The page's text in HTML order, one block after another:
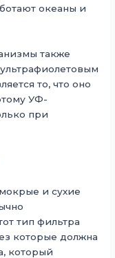
океаны и
также
то, что оно
УФ-
при
и сухие
тип фильтра
которые должна
который